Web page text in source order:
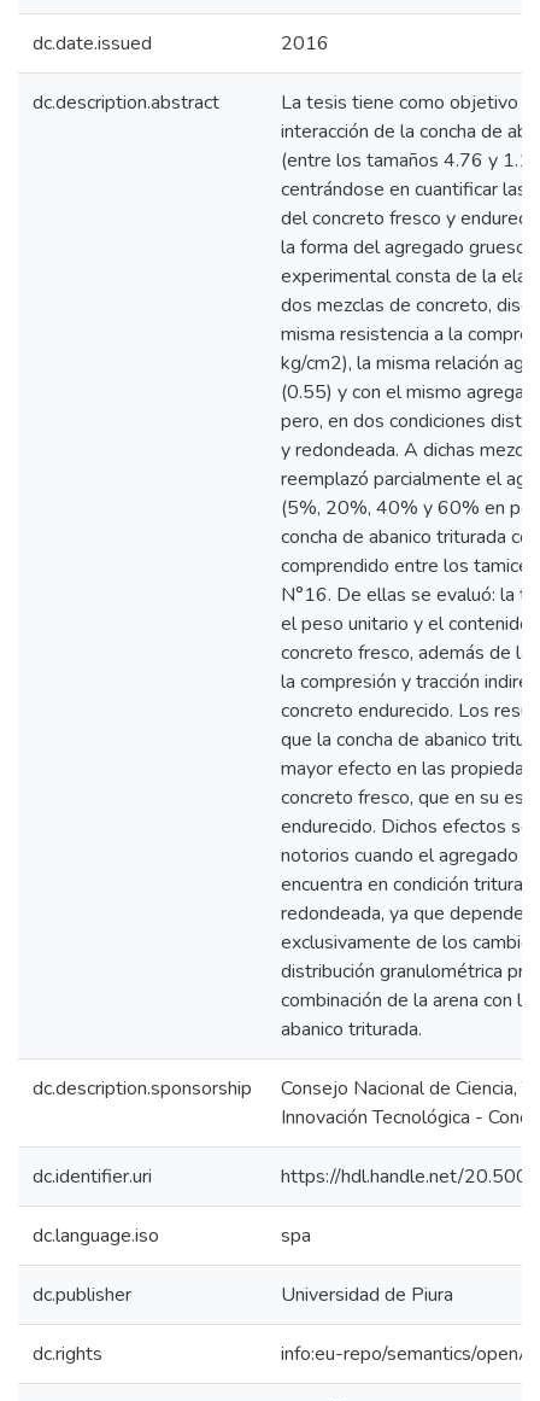
dc.date.issued 2016
dc.description.abstract
La tesis tiene como objetivo
interacción de la concha de
(entre los tamaños 4.76 y
centrándose en cuantificar las
del concreto fresco y
la forma del agregado grueso.
experimental consta de la
dos mezclas de concreto,
misma resistencia a la
kg/cm2), la misma relación
(0.55) y con el mismo
pero, en dos condiciones
y redondeada. A dichas
reemplazó parcialmente el
(5%, 20%, 40% y 60% en
concha de abanico triturada
comprendido entre los
N°16. De ellas se evaluó: la
el peso unitario y el contenido
concreto fresco, además de la
la compresión y tracción
concreto endurecido. Los
que la concha de abanico
mayor efecto en las
concreto fresco, que en su
endurecido. Dichos efectos
notorios cuando el agregado
encuentra en condición
redondeada, ya que depende
exclusivamente de los
distribución granulométrica
combinación de la arena con la
abanico triturada.
dc.description.sponsorship
Consejo Nacional de Ciencia,
Innovación Tecnológica -
dc.identifier.uri https://hdl.handle.net/
dc.language.iso spa
dc.publisher Universidad de Piura
dc.rights info:eu-repo/semantics/